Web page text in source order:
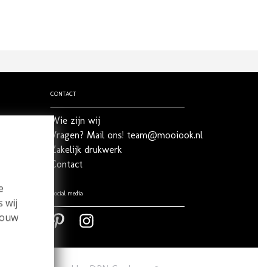
CONTACT
Wie zijn wij
Vragen? Mail ons! team@mooiook.nl
Zakelijk drukwerk
Contact
Social media
Pinterest
wij